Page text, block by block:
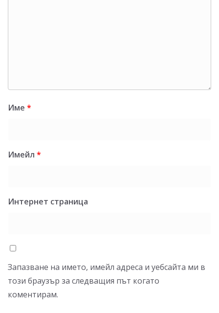
Име *
Имейл *
Интернет страница
Запазване на името, имейл адреса и уебсайта ми в
този браузър за следващия път когато
коментирам.